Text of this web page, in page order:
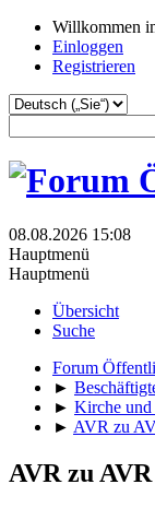
Willkommen
Einloggen
Registrieren
08.08.2026 15:08
Hauptmenü
Hauptmenü
Übersicht
Suche
Forum
►
► Kirche
► AVR zu
AVR zu